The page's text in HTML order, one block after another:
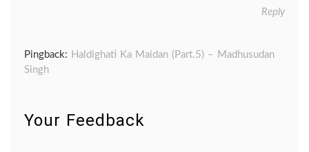
Reply
Pingback: Haldighati Ka Maidan (Part.5) – Madhusudan
Singh
Your Feedback